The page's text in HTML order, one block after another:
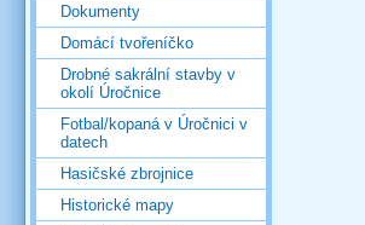
Dokumenty
Domácí tvořeníčko
Drobné sakrální stavby v
okolí Úročnice
Fotbal/kopaná v Úročnici v
datech
Hasičské zbrojnice
Historické mapy